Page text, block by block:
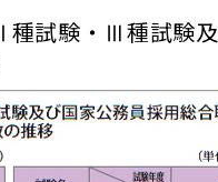
試験・Ⅲ種試験及